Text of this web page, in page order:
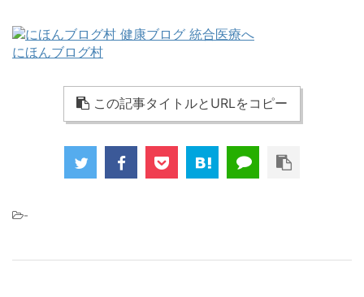
にほんブログ村
この記事タイトルとURLをコピー
-